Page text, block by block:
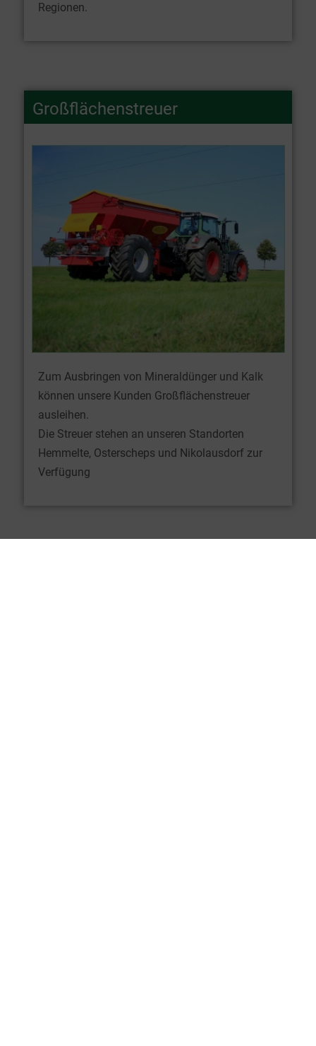
Regionen.
Großflächenstreuer
Zum Ausbringen von Mineraldünger und Kalk
können unsere Kunden Großflächenstreuer
ausleihen.
Die Streuer stehen an unseren Standorten
Hemmelte, Osterscheps und Nikolausdorf zur
Verfügung